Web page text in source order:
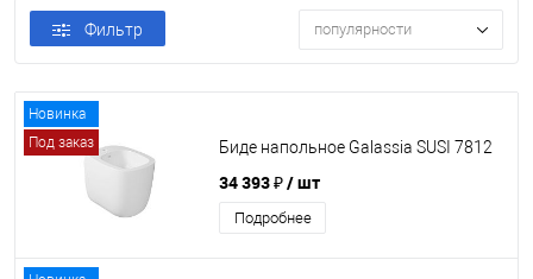
Фильтр популярности
Новинка
Под заказ
Биде напольное Galassia SUSI 7812
34 393 ₽/ шт
Подробнее